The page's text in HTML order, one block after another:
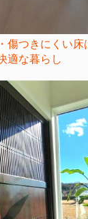
傷つきにくい床
適な暮らし